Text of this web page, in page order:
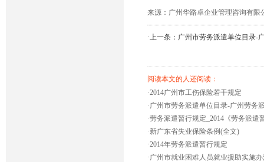
来源：广州华路卓企业管理咨询有限
·上一条：广州市劳务派遣单位目录-
阅读本文的人还阅读：
·2014广州市工伤保险若干规定
·广州市劳务派遣单位目录-广州劳务
·劳务派遣暂行规定_2014《劳务派遣
·新广东省失业保险条例(全文)
·2014年劳务派遣暂行规定
·广州市就业困难人员就业援助实施